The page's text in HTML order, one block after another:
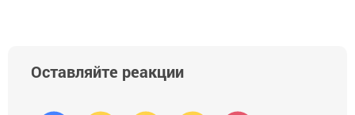
Оставляйте реакции